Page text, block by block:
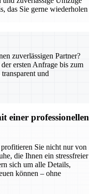
das Sie gerne wiederholen
zuverlässigen Partner?
ersten Anfrage bis zum
und
einer professionellen
Sie nicht nur von
die Ihnen ein stressfreier
sich um alle Details,
können – ohne